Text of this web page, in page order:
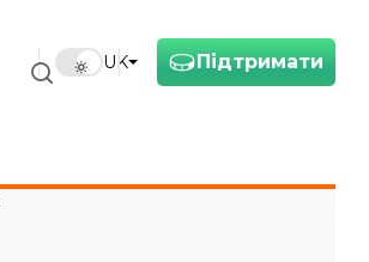
Підтримати
UK